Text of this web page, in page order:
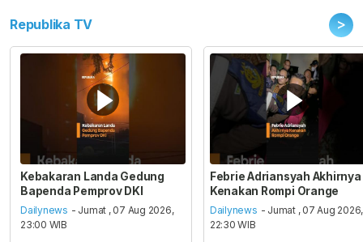
Republika TV >
Kebakaran Landa Gedung
Bapenda Pemprov DKI
Dailynews - Jumat , 07 Aug 2026,
23:00 WIB
Febrie Adriansyah Akhirnya
Kenakan Rompi Orange
Dailynews - Jumat , 07 Aug 2026,
22:30 WIB